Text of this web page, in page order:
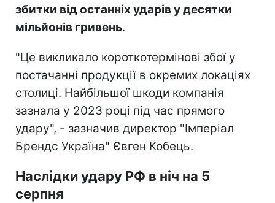
збитки від останніх ударів у десятки
мільйонів гривень.
"Це викликало короткотермінові збої у
постачанні продукції в окремих локаціях
столиці. Найбільшої шкоди компанія
зазнала у 2023 році під час прямого
удару", - зазначив директор "Імперіал
Брендс Україна" Євген Кобець.
Наслідки удару РФ в ніч на 5
серпня